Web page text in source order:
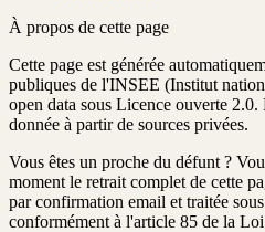
À propos de cette page
Cette page est générée
publiques de l'INSEE (Institut
open data sous Licence ouverte
donnée à partir de sources privées.
Vous êtes un proche du défunt ?
moment le retrait complet de cette
par confirmation email et traitée
conformément à l'article 85 de la